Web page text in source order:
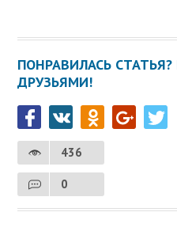
ПОНРАВИЛАСЬ
ДРУЗЬЯМИ!
436
0